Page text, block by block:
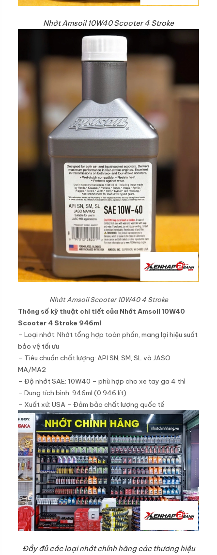
Nhớt Amsoil 10W40 Scooter 4 Stroke
Nhớt Amsoil Scooter 10W40 4 Stroke
Thông số kỹ thuật chi tiết của Nhớt Amsoil 10W40
Scooter 4 Stroke 946ml
– Loại nhớt: Nhớt tổng hợp toàn phần, mang lại hiệu suất
bảo vệ tối ưu
– Tiêu chuẩn chất lượng: API SN, SM, SL và JASO
MA/MA2
– Độ nhớt SAE: 10W40 – phù hợp cho xe tay ga 4 thì
– Dung tích bình: 946ml (0.946 lít)
– Xuất xứ: USA – Đảm bảo chất lượng quốc tế
Đầy đủ các loại nhớt chính hãng các thương hiệu